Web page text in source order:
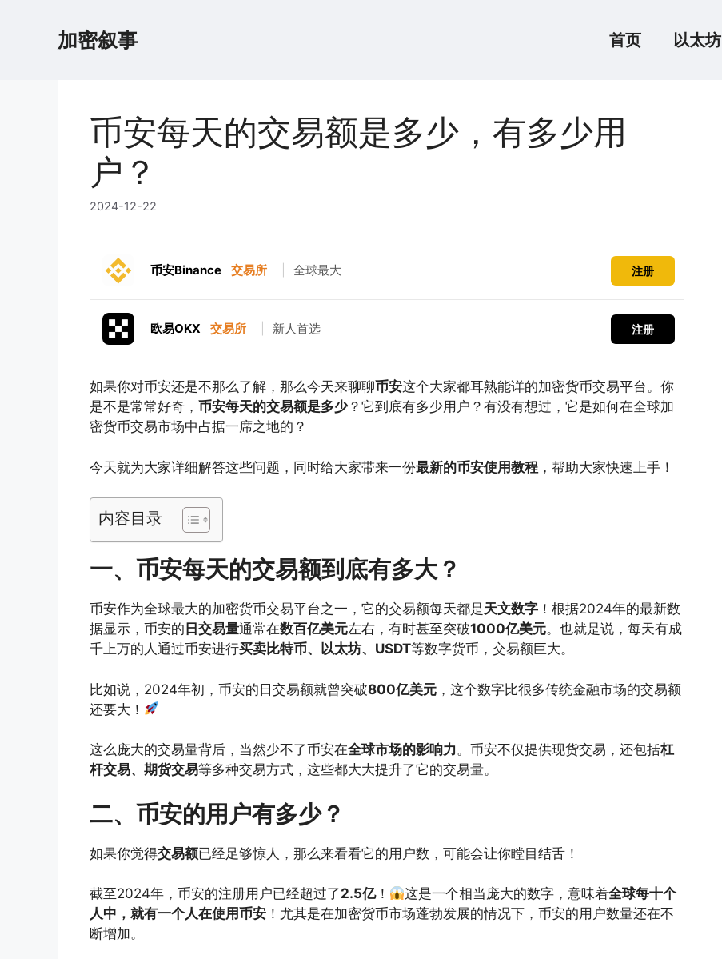
加密叙事 首页 以太坊
币安每天的交易额是多少，有多少用
户？
2024-12-22
币安Binance 交易所 全球最大 注册
欧易OKX 交易所 新人首选 注册
如果你对币安还是不那么了解，那么今天来聊聊币安这个大家都耳熟能详的加密货币交易平台。你
是不是常常好奇， 币安每天的交易额是多少？它到底有多少用户？有没有想过，它是如何在全球加
密货币交易市场中占据一席之地的？
今天就为大家详细解答这些问题，同时给大家带来一份最新的币安使用教程 ，帮助大家快速上手！
内容目录
一、币安每天的交易额到底有多大？
币安作为全球最大的加密货币交易平台之一，它的交易额每天都是天文数字 ！根据2024年的最新数
据显示，币安的 日交易量通常在数百亿美元左右，有时甚至突破1000亿美元。也就是说，每天有成
千上万的人通过币安进行买卖比特币、以太坊、USDT等数字货币，交易额巨大。
比如说，2024年初，币安的日交易额就曾突破800亿美元 ，这个数字比很多传统金融市场的交易额
还要大！
这么庞大的交易量背后，当然少不了币安在全球市场的影响力。币安不仅提供现货交易，还包括杠
杆交易、期货交易等多种交易方式，这些都大大提升了它的交易量。
二、币安的用户有多少？
如果你觉得交易额已经足够惊人，那么来看看它的用户数，可能会让你瞠目结舌！
截至2024年，币安的注册用户已经超过了2.5亿！ 这是一个相当庞大的数字，意味着全球每十个
人中，就有一个人在使用币安 ！尤其是在加密货币市场蓬勃发展的情况下，币安的用户数量还在不
断增加。